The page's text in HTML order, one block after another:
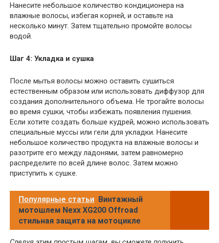
Нанесите небольшое количество кондиционера на
влажные волосы, избегая корней, и оставьте на
несколько минут. Затем тщательно промойте волосы
водой.
Шаг 4: Укладка и сушка
После мытья волосы можно оставить сушиться
естественным образом или использовать диффузор для
создания дополнительного объема. Не трогайте волосы
во время сушки, чтобы избежать появления пушения.
Если хотите создать больше кудрей, можно использовать
специальные муссы или гели для укладки. Нанесите
небольшое количество продукта на влажные волосы и
разотрите его между ладонями, затем равномерно
распределите по всей длине волос. Затем можно
приступить к сушке.
Популярные статьи Винтажный
мотошлем Nexx XG200 Offroad
стильная защита на мотоцикле